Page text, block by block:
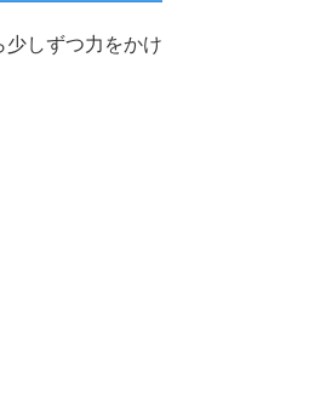
しずつ力をかけ